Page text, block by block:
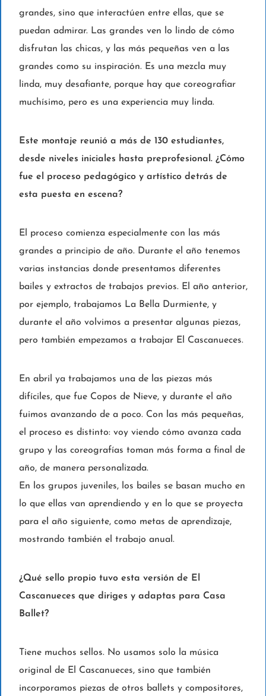
grandes, sino que interactúen entre ellas, que se
puedan admirar. Las grandes ven lo lindo de cómo
disfrutan las chicas, y las más pequeñas ven a las
grandes como su inspiración. Es una mezcla muy
linda, muy desafiante, porque hay que coreografiar
muchísimo, pero es una experiencia muy linda.
Este montaje reunió a más de 130 estudiantes,
desde niveles iniciales hasta preprofesional. ¿Cómo
fue el proceso pedagógico y artístico detrás de
esta puesta en escena?
El proceso comienza especialmente con las más
grandes a principio de año. Durante el año tenemos
varias instancias donde presentamos diferentes
bailes y extractos de trabajos previos. El año anterior,
por ejemplo, trabajamos La Bella Durmiente, y
durante el año volvimos a presentar algunas piezas,
pero también empezamos a trabajar El Cascanueces.
En abril ya trabajamos una de las piezas más
difíciles, que fue Copos de Nieve, y durante el año
fuimos avanzando de a poco. Con las más pequeñas,
el proceso es distinto: voy viendo cómo avanza cada
grupo y las coreografías toman más forma a final de
año, de manera personalizada.
En los grupos juveniles, los bailes se basan mucho en
lo que ellas van aprendiendo y en lo que se proyecta
para el año siguiente, como metas de aprendizaje,
mostrando también el trabajo anual.
¿Qué sello propio tuvo esta versión de El
Cascanueces que diriges y adaptas para Casa
Ballet?
Tiene muchos sellos. No usamos solo la música
original de El Cascanueces, sino que también
incorporamos piezas de otros ballets y compositores,